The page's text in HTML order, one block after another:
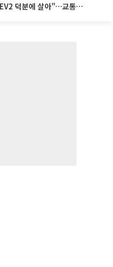
'굿 윌 헌팅' 배우 "기아 EV2 덕분에 살아"…교통사고 후 안전성 극찬